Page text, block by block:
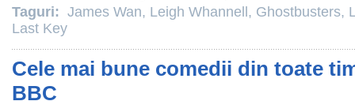
Taguri: James Wan, Leigh Whannell , Ghostbusters,
Last Key
Cele mai bune comedii din toate
BBC